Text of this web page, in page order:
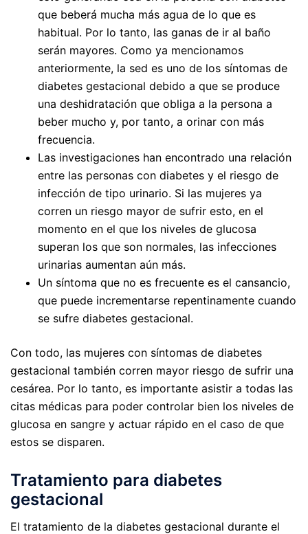
que beberá mucha más agua de lo que es
habitual. Por lo tanto, las ganas de ir al baño
serán mayores. Como ya mencionamos
anteriormente, la sed es uno de los síntomas de
diabetes gestacional debido a que se produce
una deshidratación que obliga a la persona a
beber mucho y, por tanto, a orinar con más
frecuencia.
Las investigaciones han encontrado una relación
entre las personas con diabetes y el riesgo de
infección de tipo urinario. Si las mujeres ya
corren un riesgo mayor de sufrir esto, en el
momento en el que los niveles de glucosa
superan los que son normales, las infecciones
urinarias aumentan aún más.
Un síntoma que no es frecuente es el cansancio,
que puede incrementarse repentinamente cuando
se sufre diabetes gestacional.
Con todo, las mujeres con síntomas de diabetes
gestacional también corren mayor riesgo de sufrir una
cesárea. Por lo tanto, es importante asistir a todas las
citas médicas para poder controlar bien los niveles de
glucosa en sangre y actuar rápido en el caso de que
estos se disparen.
Tratamiento para diabetes
gestacional
El tratamiento de la diabetes gestacional durante el